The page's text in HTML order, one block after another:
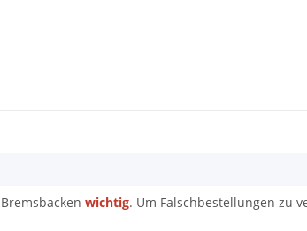
wichtig. Um Falschbestellungen zu